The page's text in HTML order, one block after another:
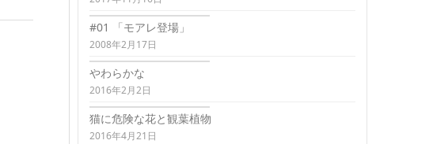
#01 「モアレ登場」
2008年2月17日
やわらかな
2016年2月2日
猫に危険な花と観葉植物
2016年4月21日